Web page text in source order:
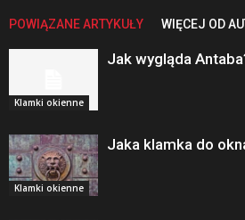
POWIĄZANE ARTYKUŁY WIĘCEJ OD
Klamki okienne
Jak wygląda
Klamki okienne
Jaka klamka do